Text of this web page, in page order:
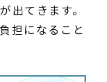
出てきます。
担になること